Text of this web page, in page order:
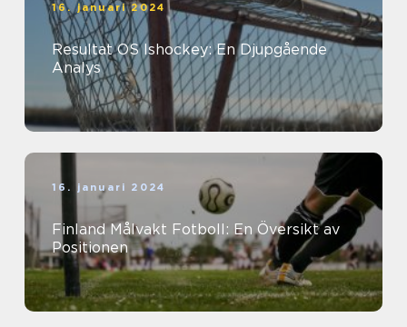
16. januari 2024
Resultat OS Ishockey: En Djupgående
Analys
16. januari 2024
Finland Målvakt Fotboll: En Översikt av
Positionen